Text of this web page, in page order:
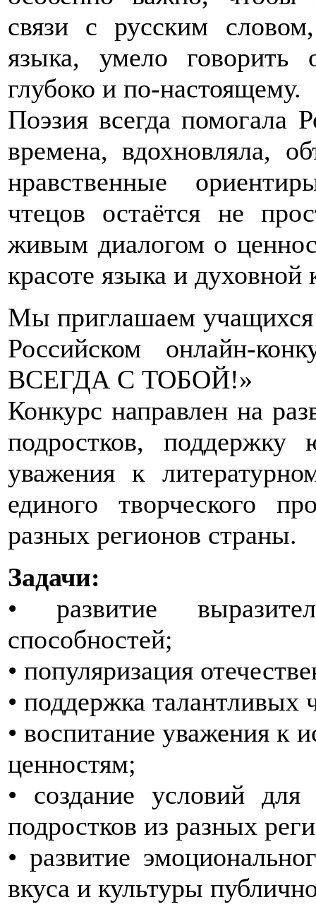
связи с русским
языка, умело
глубоко и по-настоящему.
Поэзия всегда помогала
времена, вдохновляла,
нравственные
чтецов остаётся не
живым диалогом о
красоте языка и духовной
Мы приглашаем учащихся
Российском онлайн-
ВСЕГДА С ТОБОЙ!»
Конкурс направлен на
подростков, поддержку
уважения к
единого творческого
разных регионов страны.
Задачи:
• развитие
способностей;
• популяризация
• поддержка талантливых
• воспитание уважения к
ценностям;
• создание условий
подростков из разных
• развитие
вкуса и культуры